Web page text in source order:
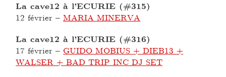
La cave12 à l’ECURIE (#315)
12 février –MARIA MINERVA
La cave12 à l’ECURIE (#316)
17 février – GUIDO MOBIUS + DIEB13 +
WALSER + BAD TRIP INC DJ SET